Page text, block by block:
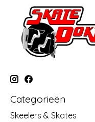
Categorieën
Skeelers & Skates